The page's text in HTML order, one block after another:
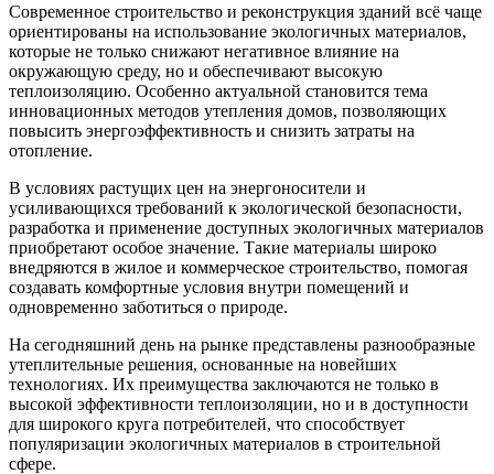
Современное строительство и реконструкция зданий всё чаще
ориентированы на использование экологичных материалов,
которые не только снижают негативное влияние на
окружающую среду, но и обеспечивают высокую
теплоизоляцию. Особенно актуальной становится тема
инновационных методов утепления домов, позволяющих
повысить энергоэффективность и снизить затраты на
отопление.
В условиях растущих цен на энергоносители и
усиливающихся требований к экологической безопасности,
разработка и применение доступных экологичных материалов
приобретают особое значение. Такие материалы широко
внедряются в жилое и коммерческое строительство, помогая
создавать комфортные условия внутри помещений и
одновременно заботиться о природе.
На сегодняшний день на рынке представлены разнообразные
утеплительные решения, основанные на новейших
технологиях. Их преимущества заключаются не только в
высокой эффективности теплоизоляции, но и в доступности
для широкого круга потребителей, что способствует
популяризации экологичных материалов в строительной
сфере.